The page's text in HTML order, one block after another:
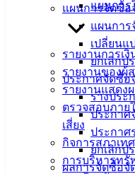
แผนการจัดซื้อ
แผนการ
เปลี่ยนแ
ยกเลิกป
ประกาศจัดซื้อ
ร่างประ
ประกาศ
ประกาศ
ยกเลิกป
ผลการจัดซื้อจั
แผนการ
รายงานการเงิ
รายงานของผู้
รายงานแสดง
ตรวจสอบภาย
เสี่ยง
กิจการสภาเท
การบริหารทรั
อิเล็กทรอนิกส์
ความรู้
(Knowledge
Management)
เทศบาล